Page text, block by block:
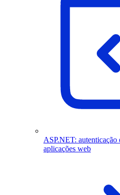
ASP.NET: autenticação
aplicações web